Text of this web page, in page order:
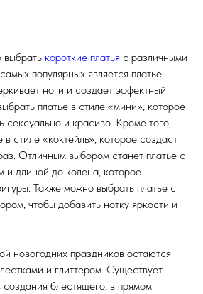
короткие платья с различными
популярных является платье-
ноги и создает эффектный
платье в стиле «мини», которое
сексуально и красиво. Кроме того,
стиле «коктейль», которое создаст
Отличным выбором станет платье с
и длиной до колена, которое
Также можно выбрать платье с
чтобы добавить нотку яркости и
новогодних праздников остаются
и глиттером. Существует
блестящего, в прямом